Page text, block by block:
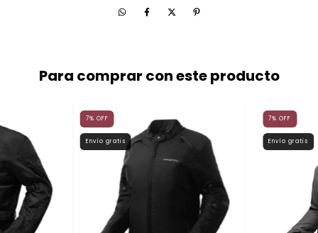
Para comprar con este producto
7% OFF
Envío gratis
7%OFF
Envío gratis